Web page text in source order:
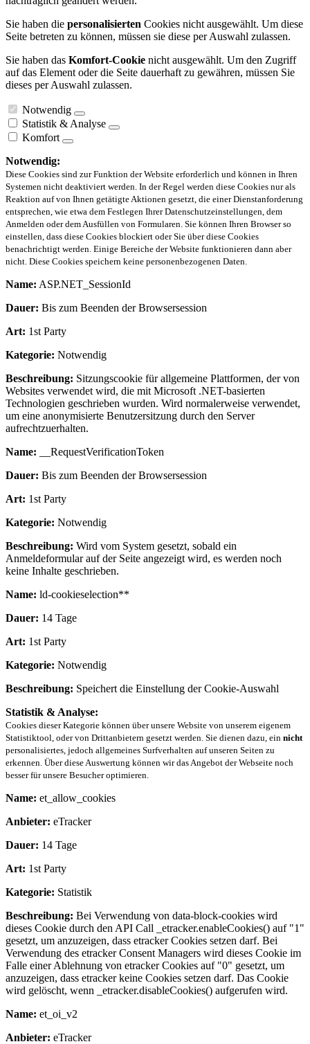
Sie haben die personalisierten Cookies nicht ausgewählt. Um diese
Seite betreten zu können, müssen sie diese per Auswahl zulassen.
Sie haben das Komfort-Cookie nicht ausgewählt. Um den Zugriff
auf das Element oder die Seite dauerhaft zu gewähren, müssen Sie
dieses per Auswahl zulassen.
Notwendig
Statistik & Analyse
Komfort
Notwendig:
Diese Cookies sind zur Funktion der Website erforderlich und können in Ihren
Systemen nicht deaktiviert werden. In der Regel werden diese Cookies nur als
Reaktion auf von Ihnen getätigte Aktionen gesetzt, die einer Dienstanforderung
entsprechen, wie etwa dem Festlegen Ihrer Datenschutzeinstellungen, dem
Anmelden oder dem Ausfüllen von Formularen. Sie können Ihren Browser so
einstellen, dass diese Cookies blockiert oder Sie über diese Cookies
benachrichtigt werden. Einige Bereiche der Website funktionieren dann aber
nicht. Diese Cookies speichern keine personenbezogenen Daten.
Name: ASP.NET_SessionId
Dauer: Bis zum Beenden der Browsersession
Art: 1st Party
Kategorie: Notwendig
Beschreibung: Sitzungscookie für allgemeine Plattformen, der von
Websites verwendet wird, die mit Microsoft .NET-basierten
Technologien geschrieben wurden. Wird normalerweise verwendet,
um eine anonymisierte Benutzersitzung durch den Server
aufrechtzuerhalten.
Name: __RequestVerificationToken
Dauer: Bis zum Beenden der Browsersession
Art: 1st Party
Kategorie: Notwendig
Beschreibung: Wird vom System gesetzt, sobald ein
Anmeldeformular auf der Seite angezeigt wird, es werden noch
keine Inhalte geschrieben.
Name: ld-cookieselection**
Dauer: 14 Tage
Art: 1st Party
Kategorie: Notwendig
Beschreibung: Speichert die Einstellung der Cookie-Auswahl
Statistik & Analyse:
Cookies dieser Kategorie können über unsere Website von unserem eigenem
Statistiktool, oder von Drittanbietern gesetzt werden. Sie dienen dazu, ein nicht
personalisiertes, jedoch allgemeines Surfverhalten auf unseren Seiten zu
erkennen. Über diese Auswertung können wir das Angebot der Webseite noch
besser für unsere Besucher optimieren.
Name: et_allow_cookies
Anbieter: eTracker
Dauer: 14 Tage
Art: 1st Party
Kategorie: Statistik
Beschreibung: Bei Verwendung von data-block-cookies wird
dieses Cookie durch den API Call _etracker.enableCookies() auf "1"
gesetzt, um anzuzeigen, dass etracker Cookies setzen darf. Bei
Verwendung des etracker Consent Managers wird dieses Cookie im
Falle einer Ablehnung von etracker Cookies auf "0" gesetzt, um
anzuzeigen, dass etracker keine Cookies setzen darf. Das Cookie
wird gelöscht, wenn _etracker.disableCookies() aufgerufen wird.
Name: et_oi_v2
Anbieter: eTracker